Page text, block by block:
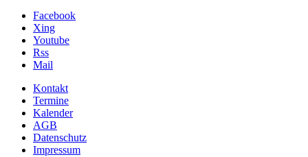
Facebook
Xing
Youtube
Rss
Mail
Kontakt
Termine
Kalender
AGB
Datenschutz
Impressum